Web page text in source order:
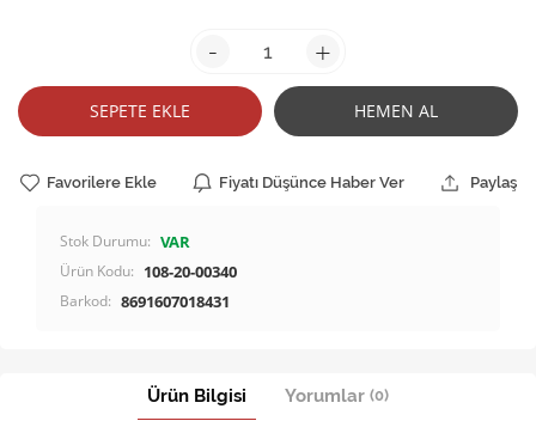
- +
SEPETE EKLE HEMEN AL
Favorilere Ekle Fiyatı Düşünce Haber Ver Paylaş
Stok Durumu: VAR
Ürün Kodu: 108-20-00340
Barkod: 8691607018431
Ürün Bilgisi Yorumlar (0)